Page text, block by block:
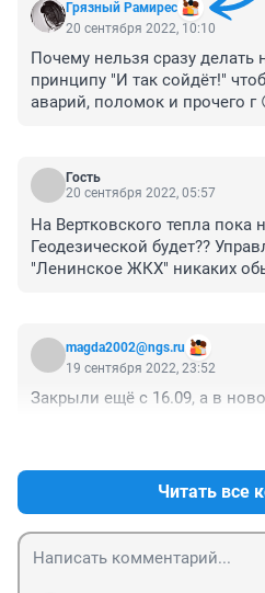
Грязный Рамирес
20 сентября 2022, 10:10
Почему нельзя сразу делать
принципу "И так сойдёт!"
аварий, поломок и прочего г
Гость
20 сентября 2022, 05:57
На Вертковского тепла пока
Геодезической будет??
"Ленинское ЖКХ" никаких
magda2002@ngs.ru
19 сентября 2022, 23:52
Закрыли ещё с 16.09, а в
Читать все